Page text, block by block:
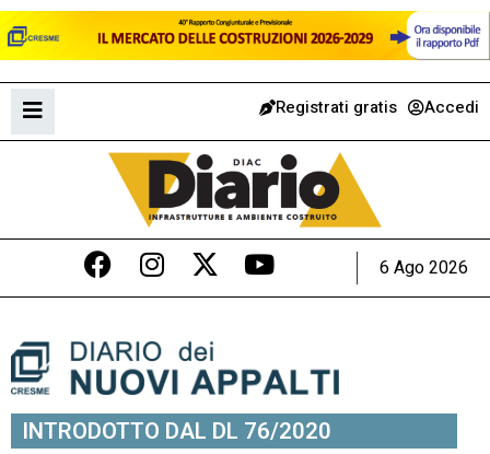
Registrati gratis Accedi
6 Ago 2026
INTRODOTTO DAL DL 76/2020